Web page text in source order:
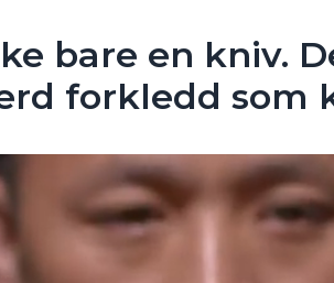
bare en kniv.
forkledd som